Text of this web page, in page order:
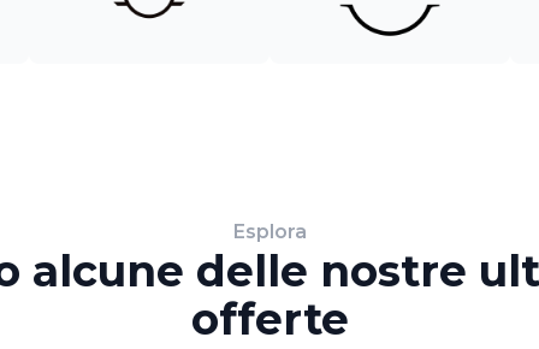
Esplora
alcune delle nostre
offerte